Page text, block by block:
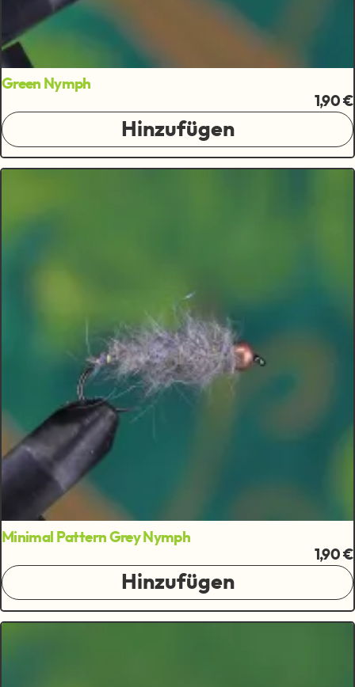
Green Nymph
1,90 €
Hinzufügen
Minimal Pattern Grey Nymph
1,90 €
Hinzufügen